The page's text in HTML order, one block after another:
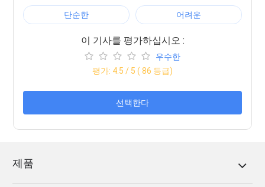
단순한 어려운
이 기사를 평가하십시오 :
우수한
평가: 4.5 / 5 ( 86 등급)
선택한다
제품